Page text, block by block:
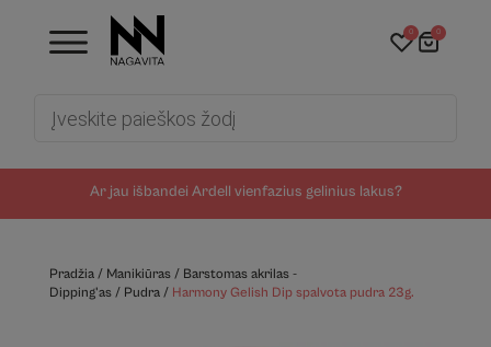
Ar jau išbandei Ardell vienfazius gelinius lakus?
0 0
Pradžia/ Manikiūras/ Barstomas akrilas -
Dipping'as/ Pudra/ Harmony Gelish Dip spalvota pudra 23g.